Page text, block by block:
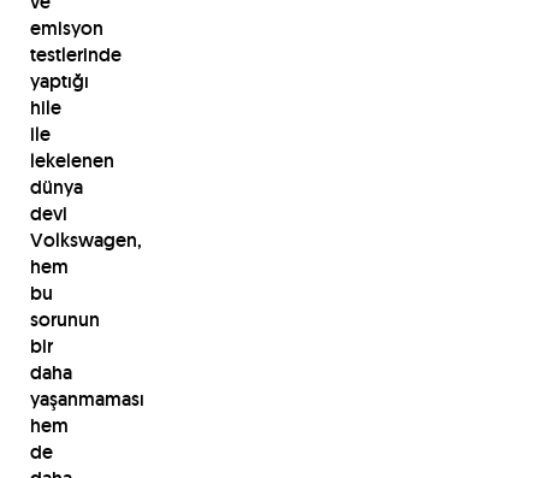
emisyon
testlerinde
yaptığı
hile
ile
lekelenen
dünya
devi
Volkswagen,
hem
bu
sorunun
bir
daha
yaşanmaması
hem
de